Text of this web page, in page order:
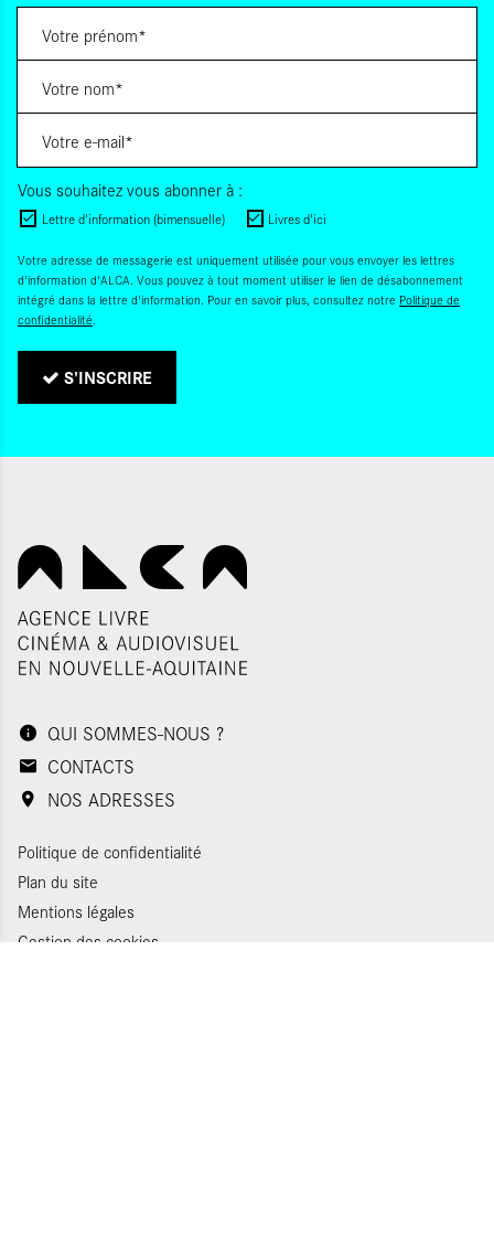
Vous souhaitez vous abonner à :
Lettre d'information (bimensuelle) Livres d'ici
Votre adresse de messagerie est uniquement utilisée pour vous envoyer les lettres
d'information d'ALCA. Vous pouvez à tout moment utiliser le lien de désabonnement
intégré dans la lettre d'information. Pour en savoir plus, consultez notre Politique de
confidentialité.
S'INSCRIRE
QUI SOMMES-NOUS ?
CONTACTS
NOS ADRESSES
Politique de confidentialité
Plan du site
Mentions légales
Gestion des cookies